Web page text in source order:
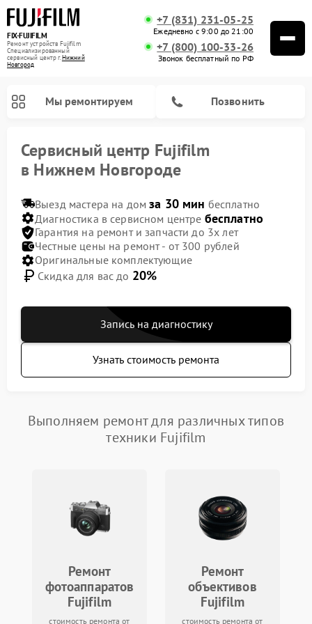
FIX-FUJIFILM
Ремонт устройств Fujifilm
Специализированный
cервисный центр г.Нижний
Новгород
+7 (831) 231-05-25
Ежедневно с 9:00 до 21:00
+7 (800) 100-33-26
Звонок бесплатный по РФ
Мы ремонтируем Позвонить
Сервисный центр Fujifilm
в Нижнем Новгороде
Выезд мастера на домза 30 мин бесплатно
Диагностика в сервисном центре бесплатно
Гарантия на ремонт и запчасти до 3х лет
Честные цены на ремонт - от 300 рублей
Оригинальные комплектующие
Скидка для вас до 20%
Запись на диагностику
Узнать стоимость ремонта
Выполняем ремонт для различных типов
техники Fujifilm
Ремонт
фотоаппаратов
Fujifilm
стоимость ремонта от
Ремонт
объективов
Fujifilm
стоимость ремонта от